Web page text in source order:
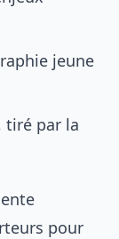
jeune
tiré par la
pour